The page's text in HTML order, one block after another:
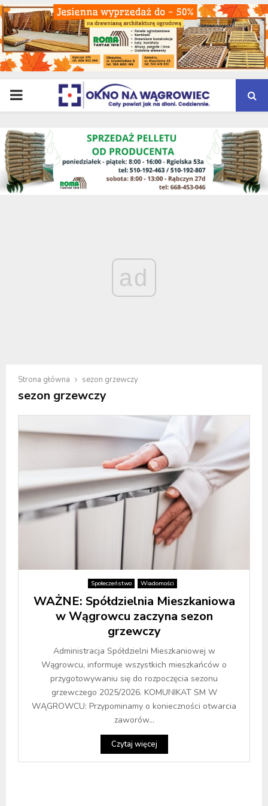
PRIMARY
MENU
ad
Strona główna sezon grzewczy
sezon grzewczy
Społeczeństwo Wiadomości
WAŻNE: Spółdzielnia Mieszkaniowa
w Wągrowcu zaczyna sezon
grzewczy
Administracja Spółdzielni Mieszkaniowej w
Wągrowcu, informuje wszystkich mieszkańców o
przygotowywaniu się do rozpoczęcia sezonu
grzewczego 2025/2026. KOMUNIKAT SM W
WĄGROWCU: Przypominamy o konieczności otwarcia
zaworów...
Czytaj więcej